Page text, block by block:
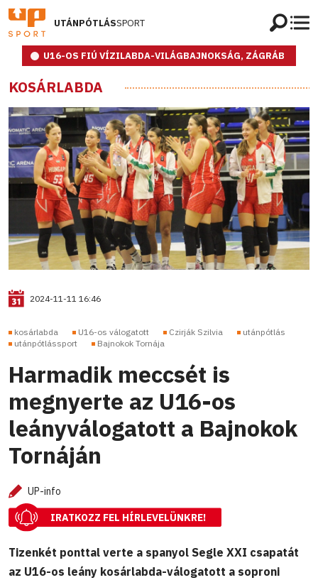
UTÁNPÓTLÁSSPORT
U16-OS FIÚ VÍZILABDA-VILÁGBAJNOKSÁG, ZÁGRÁB
KOSÁRLABDA
2024-11-11 16:46
kosárlabda U16-os válogatott Czirják Szilvia
utánpótlás
utánpótlássport
Bajnokok Tornája
Harmadik meccsét is
megnyerte az U16-os
leányválogatott a Bajnokok
Tornáján
UP-info
IRATKOZZ FEL HÍRLEVELÜNKRE!
Tizenkét ponttal verte a spanyol Segle XXI csapatát
az U16-os leány kosárlabda-válogatott a soproni